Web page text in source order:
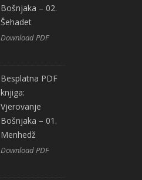
Bošnjaka – 02.
Šehadet
Download PDF
Besplatna PDF
knjiga:
Vjerovanje
Bošnjaka – 01.
Menhedž
Download PDF